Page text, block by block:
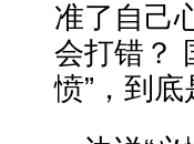
准了自己
会打错？
愤”，到